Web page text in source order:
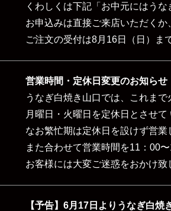
くわしくは下記「お中元にはう
お申込みは直接ご来店いただくか
ご注文の受付は8月16日（日）ま
営業時間・定休日変更のお知らせ
うなぎ白焼き山口では、これま
月曜日・火曜日を定休日とさせて
なお繁忙期は定休日を設けず営業
また合わせて営業時間を11：00
お客様には大変ご迷惑をおかけ致
【予告】6月17日よりうなぎ白